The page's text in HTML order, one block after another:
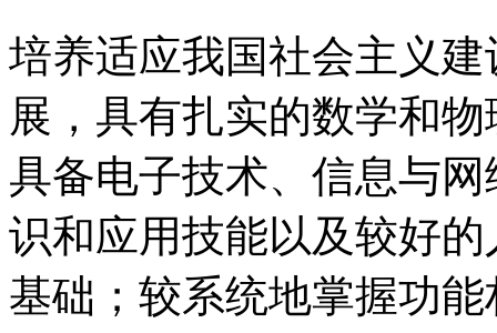
培养适应我国社会主义
展，具有扎实的数学和
具备电子技术、信息与
识和应用技能以及较好
基础；较系统地掌握功